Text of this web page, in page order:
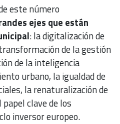
este número
ejes que están
: la digitalización de
de la gestión
de la inteligencia
urbano, la igualdad de
la renaturalización de
clave de los
inversor europeo.